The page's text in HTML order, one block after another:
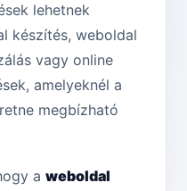
lehetnek
készítés, weboldal
vagy online
amelyeknél a
megbízható
a weboldal